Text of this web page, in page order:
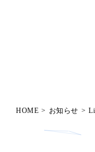
HOME > お知らせ >